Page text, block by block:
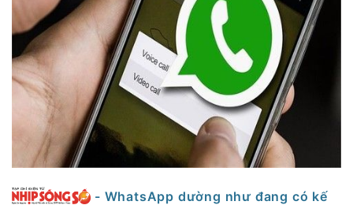
- WhatsApp dường như đang có kế